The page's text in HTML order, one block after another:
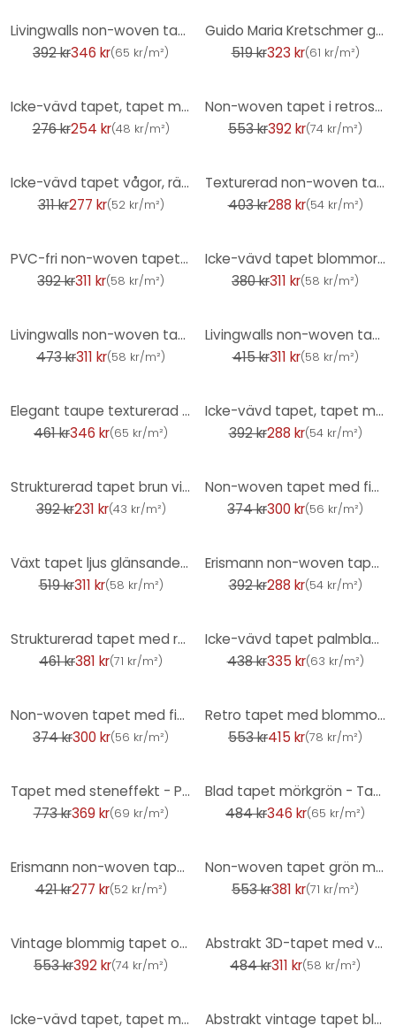
Livingwalls non-woven tapet New Walls Cosy & Relax djungel tapet grön
392 kr346 kr(65 kr/m²)
Guido Maria Kretschmer grafisk tapet Waves of Light Fashion for Walls 5 guld
519 kr323 kr(61 kr/m²)
Icke-vävd tapet, tapet med bladmotiv Cameo cream
276 kr254 kr(48 kr/m²)
Non-woven tapet i retrostil - blommig tapet färgglad - tapet med vintagemönster
553 kr392 kr(74 kr/m²)
Icke-vävd tapet vågor, ränder grafisk modern matt i vit grön blå
311 kr277 kr(52 kr/m²)
Texturerad non-woven tapet i ljus beige - enkel elegans för moderna rumskoncept
403 kr288 kr(54 kr/m²)
PVC-fri non-woven tapet med marmorlook i grått
392 kr311 kr(58 kr/m²)
Icke-vävd tapet blommor, blad blommig natur matt i vitgrön
380 kr311 kr(58 kr/m²)
Livingwalls non-woven tapet New Walls 50-tals Glam Art Deco tapet blå, grön, metallisk
473 kr311 kr(58 kr/m²)
Livingwalls non-woven tapet New Walls Cosy & Relax slät tapet grå, vit
415 kr311 kr(58 kr/m²)
Elegant taupe texturerad skal- och stick tapet - mångsidig non-woven tapet
461 kr346 kr(65 kr/m²)
Icke-vävd tapet, tapet med blommotiv La Terrasse orange
392 kr288 kr(54 kr/m²)
Strukturerad tapet brun vit - non-woven tapet A.S. Création
392 kr231 kr(43 kr/m²)
Non-woven tapet med fin längsgående struktur i kräm
374 kr300 kr(56 kr/m²)
Växt tapet ljus glänsande guld beige - mönster tapet med djungelmönster
519 kr311 kr(58 kr/m²)
Erismann non-woven tapet Casual Chic kräm
392 kr288 kr(54 kr/m²)
Strukturerad tapet med rosabeige textilutseende - modern, diskret Icke-vävd tapet
461 kr381 kr(71 kr/m²)
Icke-vävd tapet palmblad grädde guld blommig prov tapet vardagsrum
438 kr335 kr(63 kr/m²)
Non-woven tapet med fin längsgående struktur i beige
374 kr300 kr(56 kr/m²)
Retro tapet med blommor - blommig non-woven tapet rödblå - vintage mönster tapet
553 kr415 kr(78 kr/m²)
Tapet med steneffekt - PVC-fri stentapet från A.S. Création Gråvit 386371
773 kr369 kr(69 kr/m²)
Blad tapet mörkgrön - Tapet med mönster med bambu look - Icke-vävd tapet modern
484 kr346 kr(65 kr/m²)
Erismann non-woven tapet Code Nature beige
421 kr277 kr(52 kr/m²)
Non-woven tapet grön modern grafisk design tapet mörkgrön tapet
553 kr381 kr(71 kr/m²)
Vintage blommig tapet orange grön - blommig non-woven tapet i retrostil - tapet
553 kr392 kr(74 kr/m²)
Abstrakt 3D-tapet med vågor vit silver - non-woven tapet metallic effekt - mönster tapet
484 kr311 kr(58 kr/m²)
Icke-vävd tapet, tapet med bladmotiv Cameo brun
Abstrakt vintage tapet blåbrun - retro non-woven tapet grafisk - mönster tapet